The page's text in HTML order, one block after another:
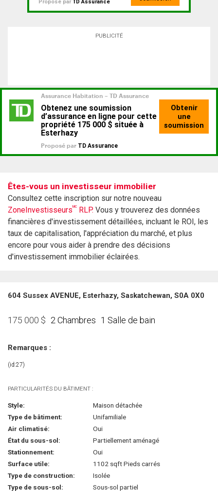
Proposé par TD Assurance
PUBLICITÉ
Êtes-vous un investisseur immobilier
Consultez cette inscription sur notre nouveau
ZoneInvestisseursMC RLP. Vous y trouverez des données
financières d'investissement détaillées, incluant le ROI, les
taux de capitalisation, l'appréciation du marché, et plus
encore pour vous aider à prendre des décisions
d'investissement immobilier éclairées.
604 Sussex AVENUE, Esterhazy, Saskatchewan, S0A 0X0
175 000 $ 2 Chambres 1 Salle de bain
Remarques :
(id:27)
PARTICULARITÉS DU BÂTIMENT :
Style:
Maison détachée
Type de bâtiment:
Unifamiliale
Air climatisé:
Oui
État du sous-sol:
Partiellement aménagé
Stationnement:
Oui
Surface utile:
1102 sqft Pieds carrés
Type de construction:
Isolée
Type de sous-sol:
Sous-sol partiel